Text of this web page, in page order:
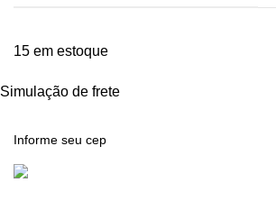
15 em estoque
Simulação de frete